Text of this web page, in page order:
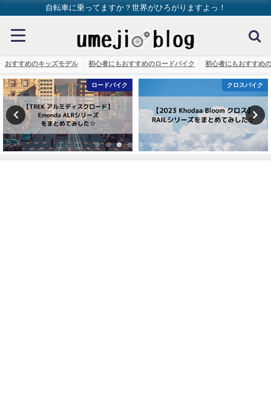
自転車に乗ってますか？世界がひろがりますよっ！
おすすめのキッズモデル 初心者にもおすすめのロードバイク 初心者にもおすすめ
ロードバイク クロスバイク